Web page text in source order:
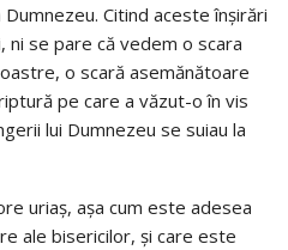
Citind aceste înşirări
ni se pare că vedem o scara
o scară asemănătoare
pe care a văzut-o în vis
lui Dumnezeu se suiau la
uriaş, aşa cum este adesea
ale bisericilor, şi care este